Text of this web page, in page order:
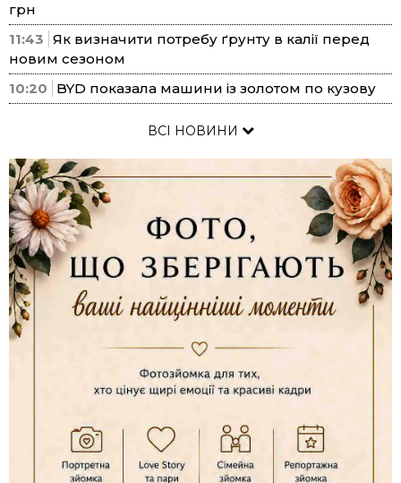
грн
11:43 Як визначити потребу ґрунту в калії перед
новим сезоном
10:20
BYD показала машини із золотом по кузову
ВСІ НОВИНИ